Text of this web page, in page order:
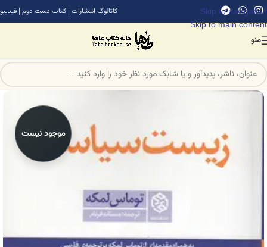
Skip to navigation
Skip to main content
کاتالوگ انتشارات | کتاب دست دوم | فیدیبو
منو
موجود نیست